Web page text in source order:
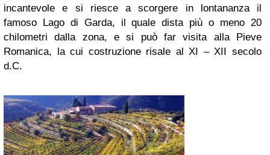
incantevole e si riesce a scorgere in lontananza il
famoso Lago di Garda, il quale dista più o meno 20
chilometri dalla zona, e si può far visita alla Pieve
Romanica, la cui costruzione risale al XI – XII secolo
d.C.